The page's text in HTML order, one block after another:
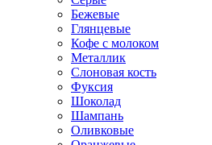
Бежевые
Глянцевые
Кофе с молоком
Металлик
Слоновая кость
Фуксия
Шоколад
Шампань
Оливковые